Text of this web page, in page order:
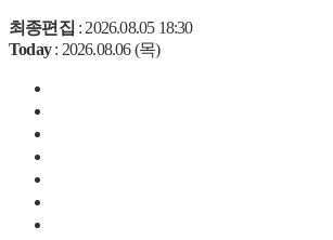
최종편집 : 2026.08.05 18:30
Today: 2026.08.06 (목)